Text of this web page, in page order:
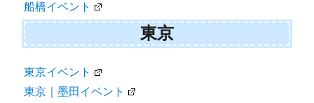
船橋イベント
東京
東京イベント
東京｜墨田イベント